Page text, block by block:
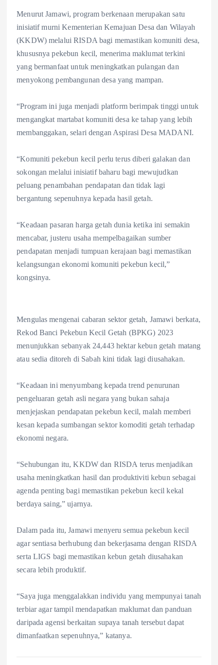
Menurut Jamawi, program berkenaan merupakan satu
inisiatif murni Kementerian Kemajuan Desa dan Wilayah
(KKDW) melalui RISDA bagi memastikan komuniti desa,
khususnya pekebun kecil, menerima maklumat terkini
yang bermanfaat untuk meningkatkan pulangan dan
menyokong pembangunan desa yang mampan.
“Program ini juga menjadi platform berimpak tinggi untuk
mengangkat martabat komuniti desa ke tahap yang lebih
membanggakan, selari dengan Aspirasi Desa MADANI.
“Komuniti pekebun kecil perlu terus diberi galakan dan
sokongan melalui inisiatif baharu bagi mewujudkan
peluang penambahan pendapatan dan tidak lagi
bergantung sepenuhnya kepada hasil getah.
“Keadaan pasaran harga getah dunia ketika ini semakin
mencabar, justeru usaha mempelbagaikan sumber
pendapatan menjadi tumpuan kerajaan bagi memastikan
kelangsungan ekonomi komuniti pekebun kecil,”
kongsinya.
Mengulas mengenai cabaran sektor getah, Jamawi berkata,
Rekod Banci Pekebun Kecil Getah (BPKG) 2023
menunjukkan sebanyak 24,443 hektar kebun getah matang
atau sedia ditoreh di Sabah kini tidak lagi diusahakan.
“Keadaan ini menyumbang kepada trend penurunan
pengeluaran getah asli negara yang bukan sahaja
menjejaskan pendapatan pekebun kecil, malah memberi
kesan kepada sumbangan sektor komoditi getah terhadap
ekonomi negara.
“Sehubungan itu, KKDW dan RISDA terus menjadikan
usaha meningkatkan hasil dan produktiviti kebun sebagai
agenda penting bagi memastikan pekebun kecil kekal
berdaya saing,” ujarnya.
Dalam pada itu, Jamawi menyeru semua pekebun kecil
agar sentiasa berhubung dan bekerjasama dengan RISDA
serta LIGS bagi memastikan kebun getah diusahakan
secara lebih produktif.
“Saya juga menggalakkan individu yang mempunyai tanah
terbiar agar tampil mendapatkan maklumat dan panduan
daripada agensi berkaitan supaya tanah tersebut dapat
dimanfaatkan sepenuhnya,” katanya.